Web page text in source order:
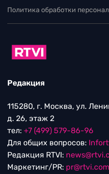
Политика обработки
Редакция
115280, г. Москва, ул.
д. 26, этаж 2
тел: +7 (499) 579-86-96
Для общих вопросов:
Редакция RTVI:
Маркетинг/PR: pr@rtvi.com